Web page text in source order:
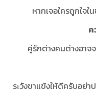
หากเจอใครถูกใจ
คู่รักต่างคนต่างอาจ
ระวังขาแข้งให้ดีครับอย่